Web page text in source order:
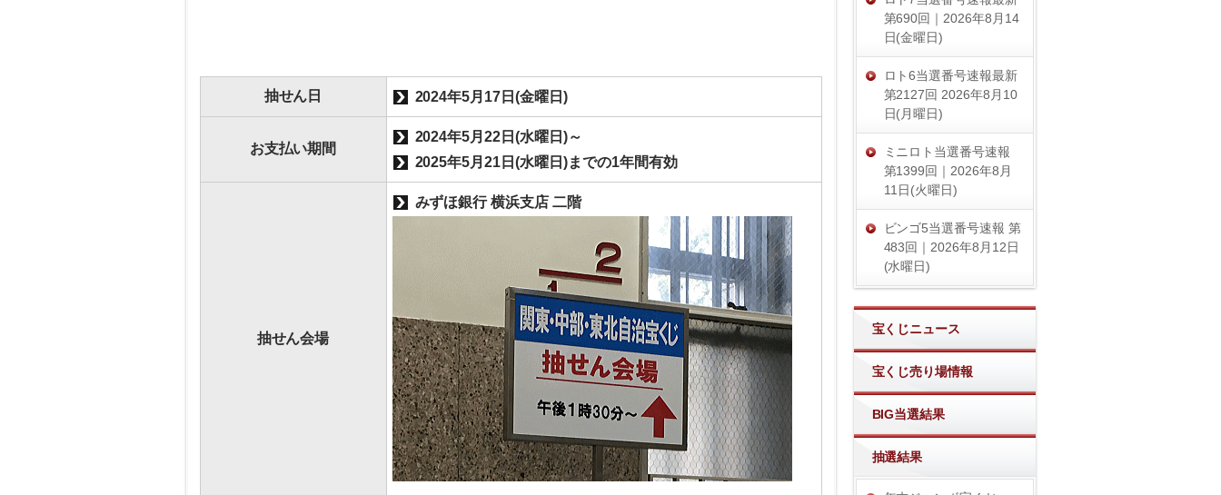
抽せん日 2024年5月17日(金曜日)
お支払い期間
2024年5月22日(水曜日)～
2025年5月21日(水曜日)までの1年間有効
抽せん会場
みずほ銀行 横浜支店 二階
第690回｜2026年8月14
日(金曜日)
ロト6当選番号速報最新
第2127回 2026年8月10
日(月曜日)
ミニロト当選番号速報
第1399回｜2026年8月
11日(火曜日)
ビンゴ5当選番号速報 第
483回｜2026年8月12日
(水曜日)
宝くじニュース
宝くじ売り場情報
BIG当選結果
抽選結果